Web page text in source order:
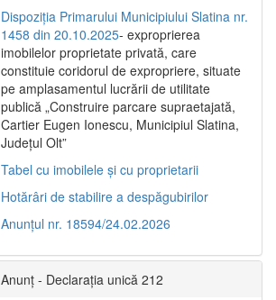
Dispoziția Primarului Municipiului Slatina nr.
1458 din 20.10.2025- exproprierea
imobilelor proprietate privată, care
constituie coridorul de expropriere, situate
pe amplasamentul lucrării de utilitate
publică „Construire parcare supraetajată,
Cartier Eugen Ionescu, Municipiul Slatina,
Județul Olt”
Tabel cu imobilele și cu proprietarii
Hotărâri de stabilire a despăgubirilor
Anunțul nr. 18594/24.02.2026
Anunț - Declarația unică 212